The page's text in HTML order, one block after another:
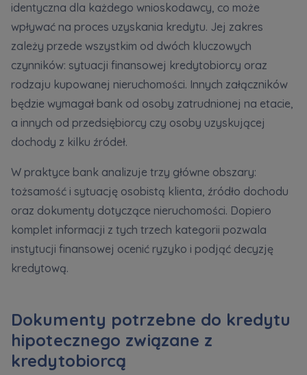
identyczna dla każdego wnioskodawcy, co może
wpływać na proces uzyskania kredytu. Jej zakres
zależy przede wszystkim od dwóch kluczowych
czynników: sytuacji finansowej kredytobiorcy oraz
rodzaju kupowanej nieruchomości. Innych załączników
będzie wymagał bank od osoby zatrudnionej na etacie,
a innych od przedsiębiorcy czy osoby uzyskującej
dochody z kilku źródeł.
W praktyce bank analizuje trzy główne obszary:
tożsamość i sytuację osobistą klienta, źródło dochodu
oraz dokumenty dotyczące nieruchomości. Dopiero
komplet informacji z tych trzech kategorii pozwala
instytucji finansowej ocenić ryzyko i podjąć decyzję
kredytową.
Dokumenty potrzebne do kredytu
hipotecznego związane z
kredytobiorcą